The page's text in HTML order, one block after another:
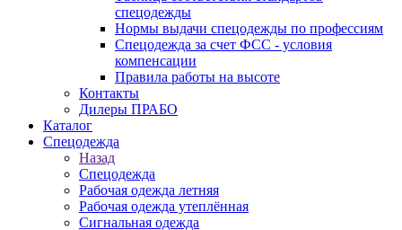
спецодежды
Нормы выдачи спецодежды по профессиям
Спецодежда за счет ФСС - условия
компенсации
Правила работы на высоте
Контакты
Дилеры ПРАБО
Каталог
Спецодежда
Назад
Спецодежда
Рабочая одежда летняя
Рабочая одежда утеплённая
Сигнальная одежда